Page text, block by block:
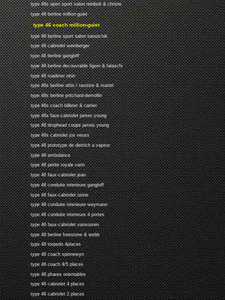
type 46s open sport salon reinbolt & christe
type 46 berline million-guiet
type 46 coach million-guiet
type 46 berline sport salon saoutchik
type 46 cabriolet weinberger
type 46 berline gangloff
type 46 berline decouvrable figoni & falaschi
type 46 roadster ottin
type 46s berline ottin / ravistre & martel
type 46s berline pritchard-demollin
type 46s coach billeter & cartier
type 46s faux-cabriolet james young
type 46 drophead coupe james young
type 46s cabriolet jos neuss
type 46 prototype de dietrich a vapeur
type 46 ambulance
type 46 petite royale varin
type 46 faux-cabriolet jean
type 46 conduite interieure gangloff
type 46 faux-cabriolet usine
type 46 conduite interieure weymann
type 46 conduite interieure 4 portes
type 46 faux-cabriolet vanvooren
type 46 berline freestone & webb
type 46 torpedo 4places
type 46 coach spinnewyn
type 46 coach 4/5 places
type 46 phares orientables
type 46 cabriolet 4 places
type 46 cabriolet 2 places